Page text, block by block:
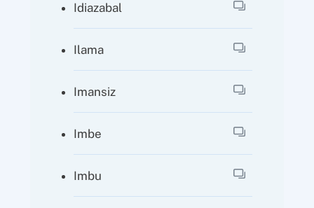
Idiazabal
Ilama
Imansiz
Imbe
Imbu